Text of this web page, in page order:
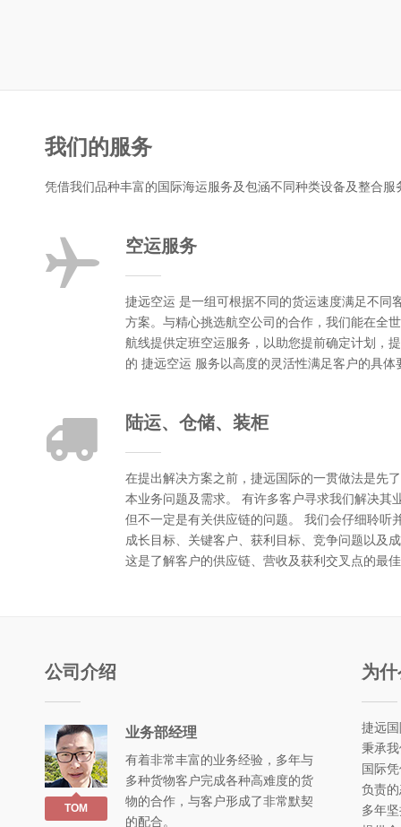
我们的服务
凭借我们品种丰富的国际海运服务及包涵不同种类设备及整合
空运服务
捷远空运 是一组可根据不同的货运速度满足不同
方案。与精心挑选航空公司的合作，我们能在全
航线提供定班空运服务，以助您提前确定计划，
的 捷远空运 服务以高度的灵活性满足客户的具体
陆运、仓储、装柜
在提出解决方案之前，捷远国际的一贯做法是先
本业务问题及需求。 有许多客户寻求我们解决其
但不一定是有关供应链的问题。 我们会仔细聆听
成长目标、关键客户、获利目标、竞争问题以及
这是了解客户的供应链、营收及获利交叉点的最
公司介绍
TOM
业务部经理
有着非常丰富的业务经验，多年与
多种货物客户完成各种高难度的货
物的合作，与客户形成了非常默契
的配合。
为
捷远
秉承
国际
负责
多年